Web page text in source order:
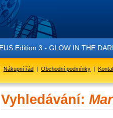
Edition 3 - GLOW IN THE
Nákupní řád | Obchodní podmínky |
Vyhledávání: